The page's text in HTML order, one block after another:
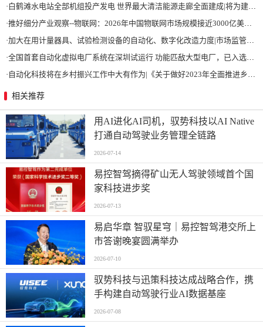
·白鹤滩水电站全部机组投产发电 世界最大清洁能源走廊全面建成|将为建设新型能源体系、保障国家能源安全、实现“双碳”目标提供有力支撑
·推好细分产业观察--物联网：2026年中国物联网市场规模接近3000亿美元 智慧工厂、智慧城市、智慧电网等将占60%以上
·加大在用计量器具、试验检测设备的自动化、数字化改造力度|市场监管总局 工业和信息化部 关于促进企业计量能力提升的指导意见
·全国首套自动化虚拟电厂系统在深圳试运行 功能匹敌大型电厂，已入选国际典型案例
· 自动化科技将在乡村振兴工作中大有作为|《关于做好2023年全面推进乡村振兴重点工作的意见》发布
相关推荐
用AI进化AI司机，驭势科技以AI Native
打通自动驾驶业务管理全链路
2026-07-14
易控智驾摘得矿山无人驾驶领域首个国
家科技进步奖
2026-07-13
易启华章 智驭星穹｜易控智驾港交所上
市答谢晚宴圆满举办
2026-07-10
驭势科技与迅策科技达成战略合作，携
手构建自动驾驶行业AI数据基座
2026-07-08